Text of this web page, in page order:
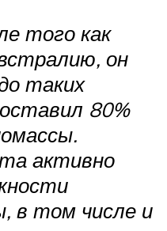
того как
он
таких
80%
активно
в том числе и